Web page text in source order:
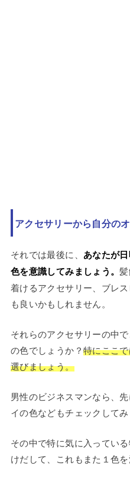
アクセサリーから自分の
それでは最後に、 あなたが
色を意識してみましょう。
着けるアクセサリー、ブレ
も良いかもしれません。
それらのアクセサリーの中
の色でしょうか？特にここ
選びましょう。
男性のビジネスマンなら、
イの色などもチェックしてみ
その中で特に気に入ってい
けだして、これもまた１色を